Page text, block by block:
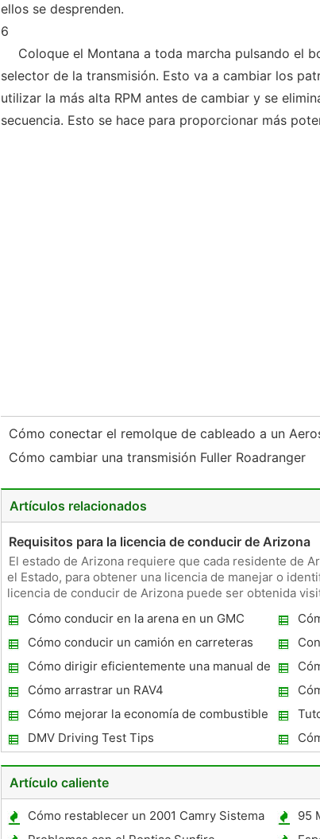
ellos se desprenden.
6
Coloque el Montana a toda marcha pulsando el
selector de la transmisión. Esto va a cambiar los
utilizar la más alta RPM antes de cambiar y se
secuencia. Esto se hace para proporcionar más
Cómo conectar el remolque de cableado a un
Cómo cambiar una transmisión Fuller Roadranger
Artículos relacionados
Requisitos para la licencia de conducir de Arizona
El estado de Arizona requiere que cada residente de
el Estado, para obtener una licencia de manejar o
licencia de conducir de Arizona puede ser obtenida
Cómo conducir en la arena en un GMC
Acadia
Cómo conducir un camión en carreteras
resbaladizas
Cómo dirigir eficientemente una manual de
cinco velocidades
Cómo arrastrar un RAV4
Cómo mejorar la economía de combustible
en un Dodge RAM 2500 HEMI 2006
DMV Driving Test Tips
Artículo caliente
Cómo restablecer un 2001 Camry Sistema
de seguridad clave
95